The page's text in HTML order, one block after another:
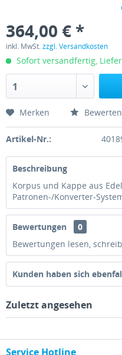
364,00 € *
inkl. MwSt.zzgl. Versandkosten
Sofort versandfertig,
1
Merken Bewerten
Artikel-Nr.:
Beschreibung
Korpus und Kappe aus
Patronen-/Konverter-
Bewertungen
0
Bewertungen lesen,
Kunden haben sich
Zuletzt angesehen
Service Hotline